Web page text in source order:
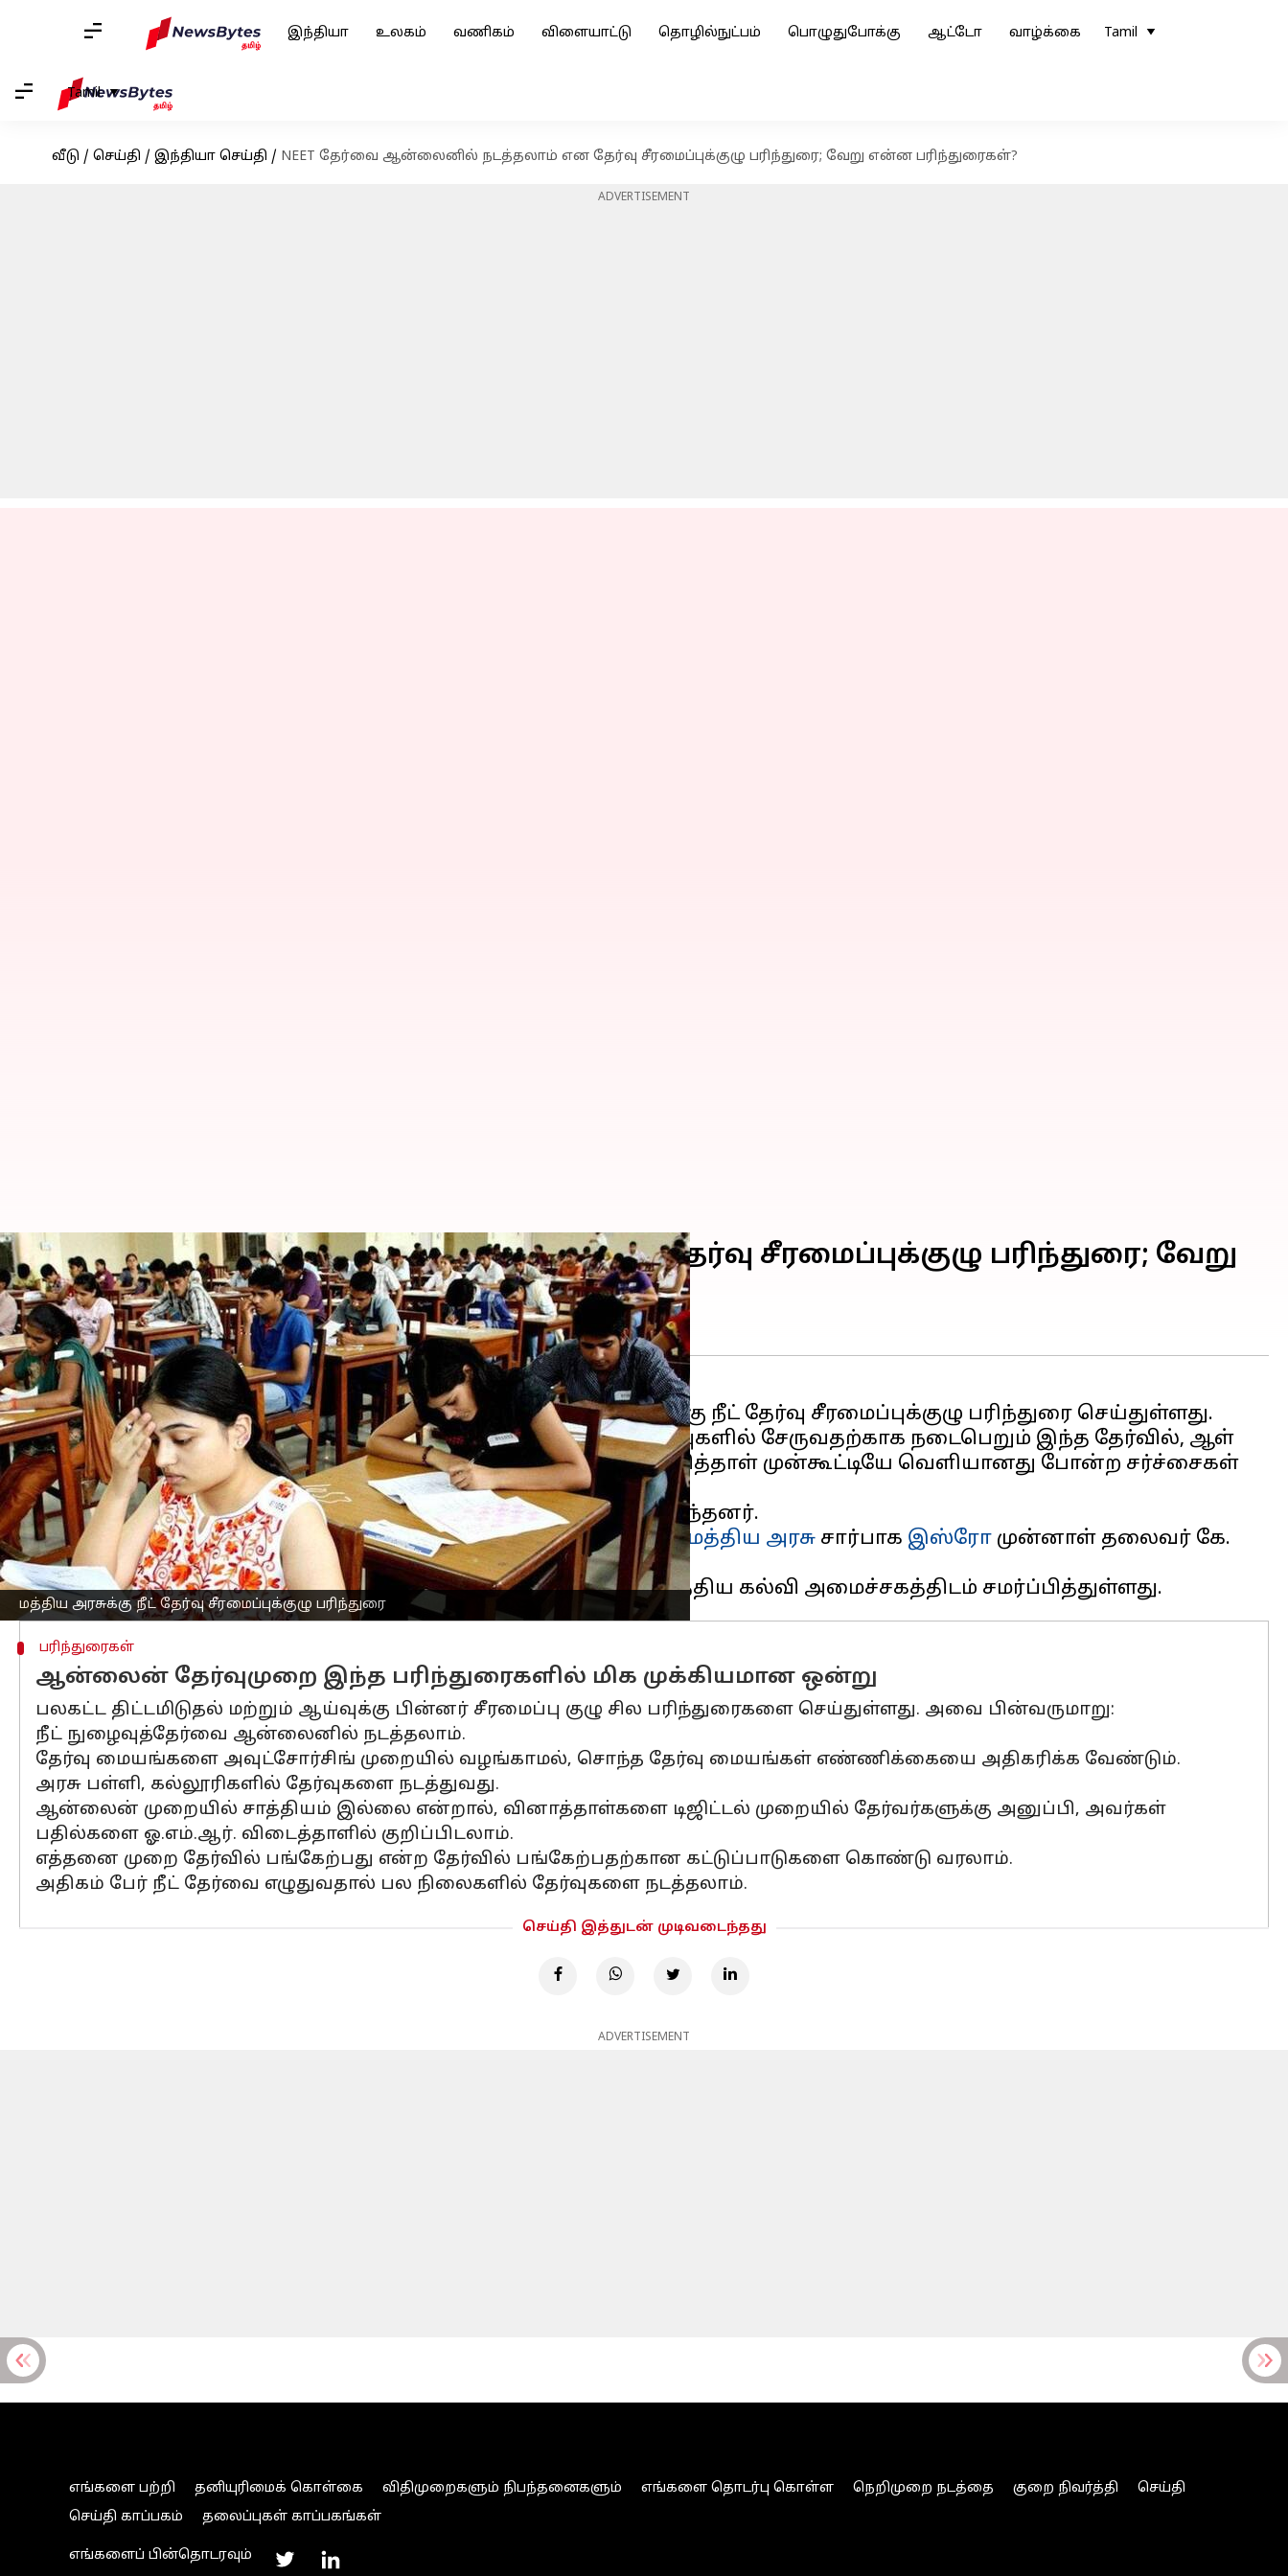
இந்தியா உலகம் வணிகம் விளையாட்டு தொழில்நுட்பம் பொழுதுபோக்கு ஆட்டோ வாழ்க்கை Tamil
Tamil
வீடு / செய்தி / இந்தியா செய்தி / NEET தேர்வை ஆன்லைனில் நடத்தலாம் என தேர்வு சீரமைப்புக்குழு பரிந்துரை; வேறு என்ன பரிந்துரைகள்?
ADVERTISEMENT
மத்திய அரசுக்கு நீட் தேர்வு சீரமைப்புக்குழு பரிந்துரை
NEET தேர்வை ஆன்லைனில் நடத்தலாம் என தேர்வு சீரமைப்புக்குழு பரிந்துரை; வேறு
என்ன பரிந்துரைகள்?
எழுதியவர் Venkatalakshmi V Oct 30, 2024 03:47 pm
செய்தி முன்னோட்டம்
நீட் நுழைவுத் தேர்வைஆன்லைனில் நடத்தலாம் என மத்திய அரசுக்கு நீட் தேர்வு சீரமைப்புக்குழு பரிந்துரை செய்துள்ளது.
முன்னதாக சில மாதங்களுக்கு முன்னர் இளநிலை மருத்துவப்படிப்புகளில் சேருவதற்காக நடைபெறும் இந்த தேர்வில், ஆள்
மாறாட்டம், வினாத்தாள் கசிவு மற்றும் பயிற்சி மையங்களில் கேள்வித்தாள் முன்கூட்டியே வெளியானது போன்ற சர்ச்சைகள்
எழுந்தன.
இதனால் மாணவர்கள் மற்றும் பெற்றோர்கள் பெரும் அதிர்ச்சியடைந்தனர்.
இந்த நிலையில், தேர்வில் நடந்த மோசடிகளை தடுக்கும் வகையில்,மத்திய அரசு சார்பாக இஸ்ரோ முன்னாள் தலைவர் கே.
ராதாகிருஷ்ணன் தலைமையிலான குழு அமைக்கப்பட்டது.
பரிந்துரைகள்
ஆன்லைன் தேர்வுமுறை இந்த பரிந்துரைகளில் மிக முக்கியமான ஒன்று
பலகட்ட திட்டமிடுதல் மற்றும் ஆய்வுக்கு பின்னர் சீரமைப்பு குழு சில பரிந்துரைகளை செய்துள்ளது. அவை பின்வருமாறு:
நீட் நுழைவுத்தேர்வை ஆன்லைனில் நடத்தலாம்.
தேர்வு மையங்களை அவுட்சோர்சிங் முறையில் வழங்காமல், சொந்த தேர்வு மையங்கள் எண்ணிக்கையை அதிகரிக்க வேண்டும்.
அரசு பள்ளி, கல்லூரிகளில் தேர்வுகளை நடத்துவது.
ஆன்லைன் முறையில் சாத்தியம் இல்லை என்றால், வினாத்தாள்களை டிஜிட்டல் முறையில் தேர்வர்களுக்கு அனுப்பி, அவர்கள்
பதில்களை ஓ.எம்.ஆர். விடைத்தாளில் குறிப்பிடலாம்.
எத்தனை முறை தேர்வில் பங்கேற்பது என்ற தேர்வில் பங்கேற்பதற்கான கட்டுப்பாடுகளை கொண்டு வரலாம்.
அதிகம் பேர் நீட் தேர்வை எழுதுவதால் பல நிலைகளில் தேர்வுகளை நடத்தலாம்.
செய்தி இத்துடன் முடிவடைந்தது
ADVERTISEMENT
எங்களை பற்றி தனியுரிமைக் கொள்கை விதிமுறைகளும் நிபந்தனைகளும் எங்களை தொடர்பு கொள்ள நெறிமுறை நடத்தை குறை நிவர்த்தி
செய்தி
செய்தி காப்பகம்
தலைப்புகள் காப்பகங்கள்
எங்களைப் பின்தொடரவும்